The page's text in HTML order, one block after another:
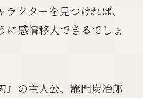
クターを見つければ、
に感情移入できるでしょ
』の主人公、竈門炭治郎